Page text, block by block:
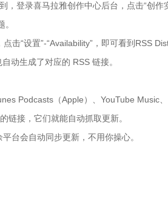
登录喜马拉雅创作中心后台，点击“创
“设置”-“Availability”，即可看到RSS
动生成了对应的 RSS 链接。
Podcasts（Apple）、YouTube Music
链接，它们就能自动抓取更新。
台会自动同步更新，不用你操心。